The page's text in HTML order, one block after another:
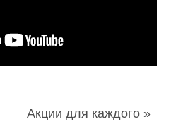
Акции для каждого »